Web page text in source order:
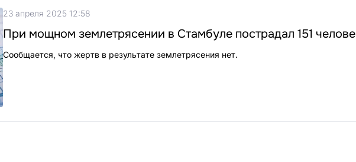
23 апреля 2025 12:58
При мощном землетрясении в Стамбуле пострадал 151
Сообщается, что жертв в результате землетрясения нет.